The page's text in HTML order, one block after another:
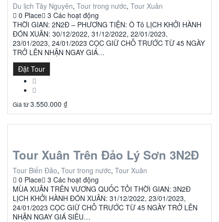
Du lịch Tây Nguyên, Tour trong nước, Tour Xuân
0 Place 3 Các hoạt động
THỜI GIAN: 2N2Đ – PHƯƠNG TIỆN: Ô Tô LỊCH KHỞI HÀNH
ĐÓN XUÂN: 30/12/2022, 31/12/2022, 22/01/2023,
23/01/2023, 24/01/2023 CỌC GIỮ CHỖ TRƯỚC TỪ 45 NGÀY
TRỞ LÊN NHẬN NGAY GIÁ…
Đặt Tour
Giá từ 3.550.000 ₫
Tour Xuân Trên Đảo Lý Sơn 3N2Đ
Tour Biển Đảo, Tour trong nước, Tour Xuân
0 Place 3 Các hoạt động
MÙA XUÂN TRÊN VƯƠNG QUỐC TỎI THỜI GIAN: 3N2Đ
LỊCH KHỞI HÀNH ĐÓN XUÂN: 31/12/2022, 23/01/2023,
24/01/2023 CỌC GIỮ CHỖ TRƯỚC TỪ 45 NGÀY TRỞ LÊN
NHẬN NGAY GIÁ SIÊU…